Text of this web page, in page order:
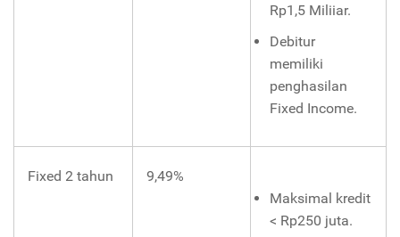
Rp1,5 Miliiar.
Debitur
memiliki
penghasilan
Fixed Income.
Fixed 2 tahun
9,49%
Maksimal kredit
< Rp250 juta.